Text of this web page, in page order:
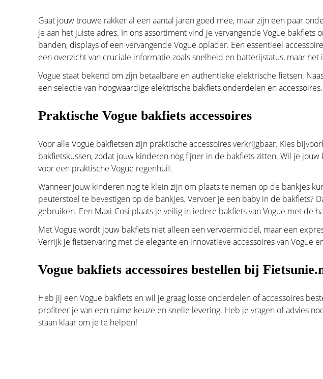
Gaat jouw trouwe rakker al een aantal jaren goed mee, maar zijn een paar
je aan het juiste adres. In ons assortiment vind je vervangende Vogue
banden, displays of een vervangende Vogue oplader. Een essentieel
een overzicht van cruciale informatie zoals snelheid en batterijstatus, maar
Vogue staat bekend om zijn betaalbare en authentieke elektrische fietsen.
een selectie van hoogwaardige elektrische bakfiets onderdelen en accessoires.
Praktische Vogue bakfiets accessoires
Voor alle Vogue bakfietsen zijn praktische accessoires verkrijgbaar. Kies
bakfietskussen, zodat jouw kinderen nog fijner in de bakfiets zitten. Wil je
voor een praktische Vogue regenhuif.
Wanneer jouw kinderen nog te klein zijn om plaats te nemen op de bankjes
peuterstoel te bevestigen op de bankjes. Vervoer je een baby in de bakfiets?
gebruiken. Een Maxi-Cosi plaats je veilig in iedere bakfiets van Vogue met de
Met Vogue wordt jouw bakfiets niet alleen een vervoermiddel, maar een
Verrijk je fietservaring met de elegante en innovatieve accessoires van Vogue
Vogue bakfiets accessoires bestellen bij
Heb jij een Vogue bakfiets en wil je graag losse onderdelen of accessoires
profiteer je van een ruime keuze en snelle levering. Heb je vragen of advies
staan klaar om je te helpen!